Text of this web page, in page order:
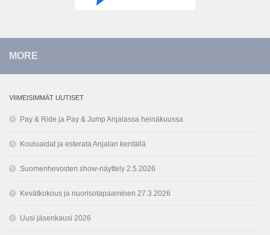
MORE
VIIMEISIMMÄT UUTISET
Pay & Ride ja Pay & Jump Anjalassa heinäkuussa
Kouluaidat ja esterata Anjalan kentällä
Suomenhevosten show-näyttely 2.5.2026
Kevätkokous ja nuorisotapaaminen 27.3.2026
Uusi jäsenkausi 2026